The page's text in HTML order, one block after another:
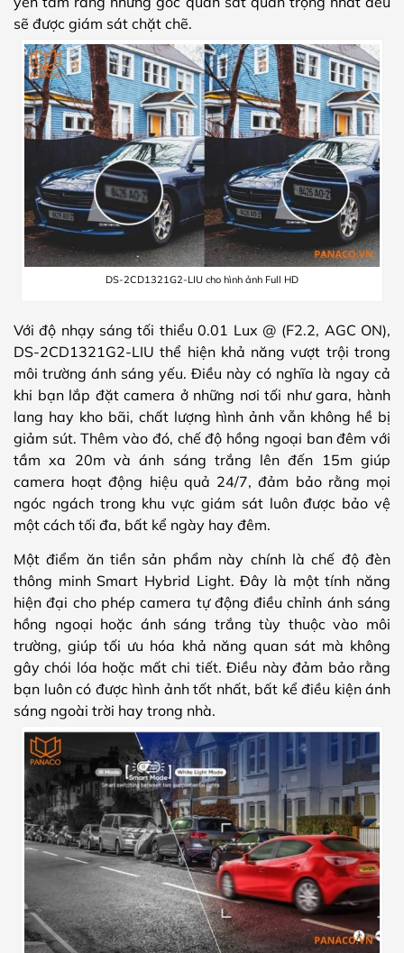
sẽ được giám sát chặt chẽ.
DS-2CD1321G2-LIU cho hình ảnh Full HD
Với độ nhạy sáng tối thiểu 0.01 Lux @ (F2.2, AGC ON),
DS-2CD1321G2-LIU thể hiện khả năng vượt trội trong
môi trường ánh sáng yếu. Điều này có nghĩa là ngay cả
khi bạn lắp đặt camera ở những nơi tối như gara, hành
lang hay kho bãi, chất lượng hình ảnh vẫn không hề bị
giảm sút. Thêm vào đó, chế độ hồng ngoại ban đêm với
tầm xa 20m và ánh sáng trắng lên đến 15m giúp
camera hoạt động hiệu quả 24/7, đảm bảo rằng mọi
ngóc ngách trong khu vực giám sát luôn được bảo vệ
một cách tối đa, bất kể ngày hay đêm.
Một điểm ăn tiền sản phẩm này chính là chế độ đèn
thông minh Smart Hybrid Light. Đây là một tính năng
hiện đại cho phép camera tự động điều chỉnh ánh sáng
hồng ngoại hoặc ánh sáng trắng tùy thuộc vào môi
trường, giúp tối ưu hóa khả năng quan sát mà không
gây chói lóa hoặc mất chi tiết. Điều này đảm bảo rằng
bạn luôn có được hình ảnh tốt nhất, bất kể điều kiện ánh
sáng ngoài trời hay trong nhà.